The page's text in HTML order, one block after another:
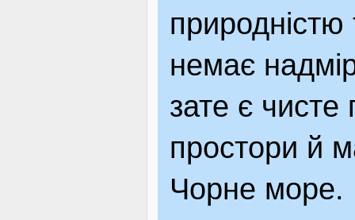
ОГОЛОШЕННЯ
немає
зате є чисте
простори й
Чорне море.